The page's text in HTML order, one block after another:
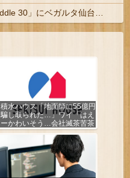
積水ハウス「地面師に55億円
騙し取られた…」ワイ「はえ
ーかわいそう…会社滅茶苦茶
やろなぁ」